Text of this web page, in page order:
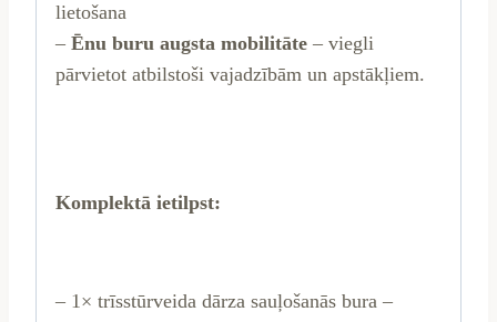
lietošana
– Ēnu buru augsta mobilitāte – viegli
pārvietot atbilstoši vajadzībām un apstākļiem.
Komplektā ietilpst:
– 1× trīsstūrveida dārza sauļošanās bura –